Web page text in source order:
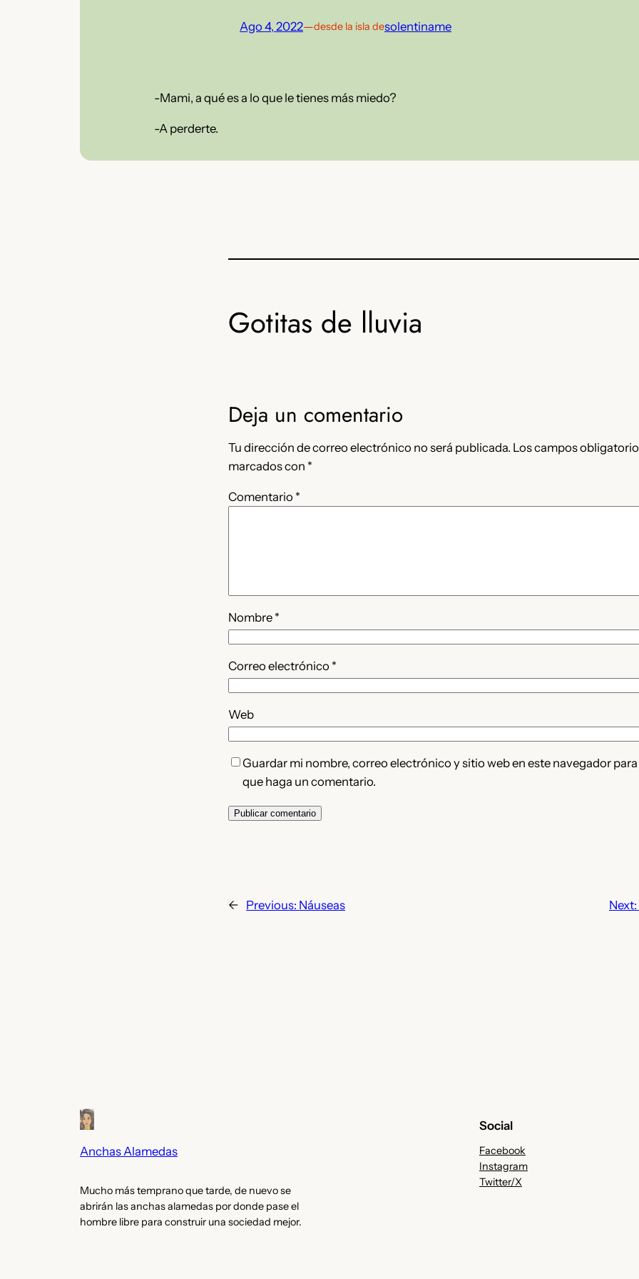
Ago 4, 2022—desde la isla desolentiname
-Mami, a qué es a lo que le tienes más miedo?
-A perderte.
Gotitas de lluvia
Deja un comentario
Tu dirección de correo electrónico no será publicada. Los campos
marcados con *
Comentario *
Nombre *
Correo electrónico *
Web
Guardar mi nombre, correo electrónico y sitio web en este navegador
que haga un comentario.
← Previous: Náuseas Next:
Anchas Alamedas
Mucho más temprano que tarde, de nuevo se
abrirán las anchas alamedas por donde pase el
hombre libre para construir una sociedad mejor.
Social
Facebook
Instagram
Twitter/X